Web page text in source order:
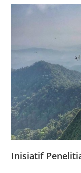
Inisiatif